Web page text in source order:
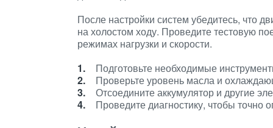
После настройки систем убедитесь, что
на холостом ходу. Проведите тестовую
режимах нагрузки и скорости.
Подготовьте необходимые
Проверьте уровень масла и
Отсоедините аккумулятор и другие
Проведите диагностику, чтобы точно